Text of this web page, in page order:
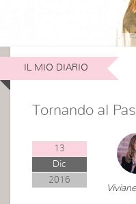
IL MIO DIARIO
Tornando al
13
Dic
2016